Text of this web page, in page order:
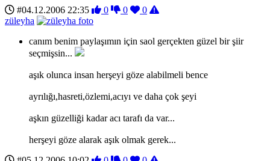
#04.12.2006 22:35
0 0
0
züleyha
canım benim paylaşımın için saol gerçekten güzel bir şiir
seçmişsin...
aşık olunca insan herşeyi göze alabilmeli bence
ayrılığı,hasreti,özlemi,acıyı ve daha çok şeyi
aşkın güzelliği kadar acı tarafı da var...
herşeyi göze alarak aşık olmak gerek...